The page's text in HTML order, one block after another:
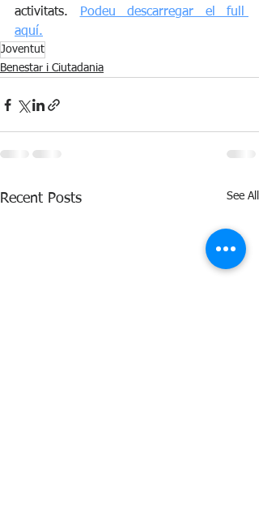
activitats.
Podeu descarregar el full
aquí.
Joventut
Benestar i Ciutadania
Recent Posts See All